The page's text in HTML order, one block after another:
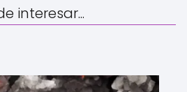
interesar...